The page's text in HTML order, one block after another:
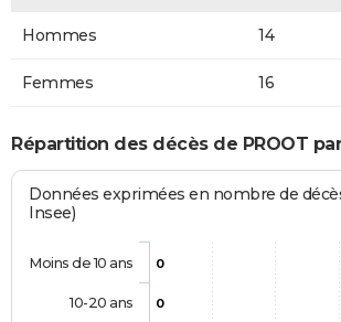
Hommes 14
Femmes 16
Répartition des décès de PROOT
Données exprimées en nombre de
Insee)
0
0
Moins de 10 ans
10-20 ans